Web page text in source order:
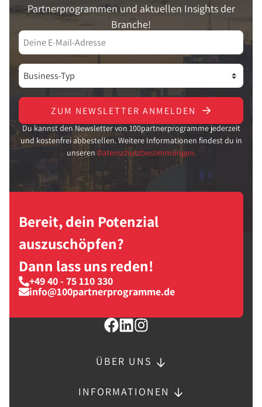
Partnerprogrammen und aktuellen Insights der
Branche!
ZUM NEWSLETTER ANMELDEN
Du kannst den Newsletter von 100partnerprogramme jederzeit
und kostenfrei abbestellen. Weitere Informationen findest du in
unseren Datenschutzbestimmungen.
Bereit, dein Potenzial
auszuschöpfen?
Dann lass uns reden!
+49 40 - 75 110 330
info@100partnerprogramme.de
ÜBER UNS
INFORMATIONEN